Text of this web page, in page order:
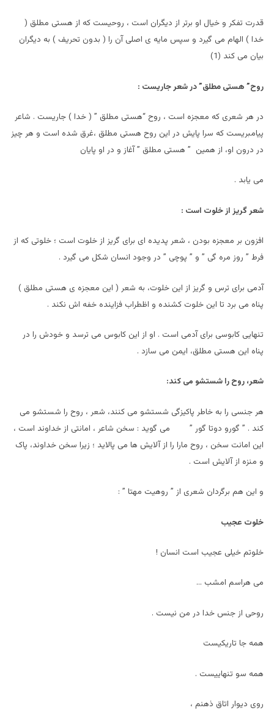
قدرت تفکر و خیال او برتر از دیگران است ، روحیست که از هستی مطلق (
خدا ) الهام می گیرد و سپس مایه ی اصلی آن را ( بدون تحریف ) به دیگران
بیان می کند (1)
روح” هستی مطلق” در شعر جاریست :
در هر شعری که معجزه است ، روح “هستی مطلق ” ( خدا ) جاریست . شاعر
پیامبریست که سرا پایش در این روح هستی مطلق ،غرق شده است و هر چیز
در درون او، از همین ” هستی مطلق ” آغاز و در او پایان
می یابد .
شعر گریز از خلوت است :
افزون بر معجزه بودن ، شعر پدیده ای برای گریز از خلوت است ؛ خلوتی که از
فرط ” روز مره گی ” و ” پوچی ” در وجود انسان شکل می گیرد .
آدمی برای ترس و گریز از این خلوت، به شعر ( این معجزه ی هستی مطلق )
پناه می برد تا این خلوت کشنده و اظطراب فزاینده خفه اش نکند .
تنهایی کابوسی برای آدمی است . او از این کابوس می ترسد و خودش را در
پناه این هستی مطلق، ایمن می سازد .
شعر، روح را شستشو می کند:
هر جنسی را به خاطر پاکیزگی شستشو می کنند، شعر ، روح را شستشو می
کند . ” گورو دوتا گور ” می گوید : سخن شاعر ، امانتی از خداوند است ،
این امانت سخن ، روح مارا را از آلایش ها می پالاید ؛ زیرا سخن خداوند، پاک
و منزه از آلایش است .
و این هم برگردان شعری از ” روهیت مهتا ” :
خلوت عجیب
خلوتم خیلی عجیب است انسان !
می هراسم امشب …
روحی از جنس خدا در من نیست .
همه جا تاریکیست
همه سو تنهاییست .
روی دیوار اتاق ذهنم ،